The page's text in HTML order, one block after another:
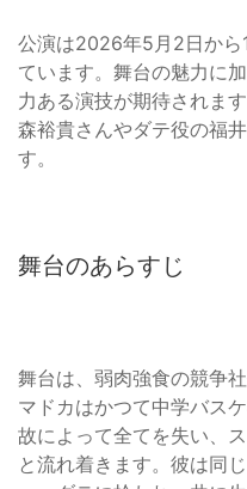
公演は2026年5月2日か
ています。舞台の魅力に
力ある演技が期待されま
森裕貴さんやダテ役の福
す。
舞台のあらすじ
舞台は、弱肉強食の競争
マドカはかつて中学バス
故によって全てを失い、
と流れ着きます。彼は同